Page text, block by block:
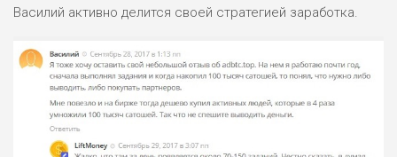
Василий активно делится своей стратегией заработка.